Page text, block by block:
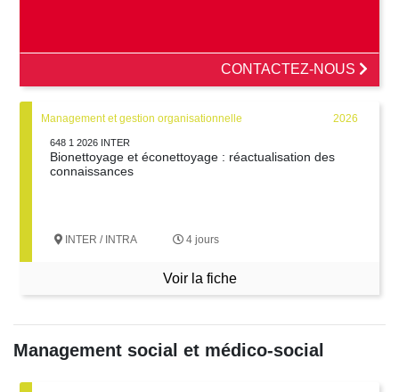
CONTACTEZ-NOUS
Management et gestion organisationnelle 2026
648 1 2026 INTER
Bionettoyage et éconettoyage : réactualisation des
connaissances
INTER / INTRA 4 jours
Voir la fiche
Management social et médico-social